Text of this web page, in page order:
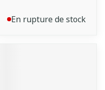
En rupture de stock